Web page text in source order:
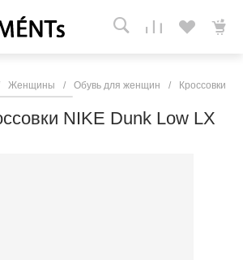
Женщины / Обувь для женщин / Кроссовки и
NIKE Dunk Low LX